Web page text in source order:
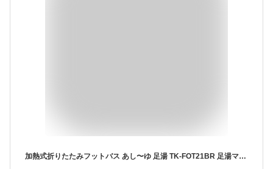
加熱式折りたたみフットバス あし〜ゆ 足湯 TK-FOT21BR 足湯マシン 足風呂 フットバス 足湯機 足湯器 バブル機能 温浴器 泡足湯 足用バブルバス あしーゆ 保温機能付 家庭用足湯 コンパクト 脚温機 冷え 温め 足冷え 脚〜湯 足〜湯 足温器